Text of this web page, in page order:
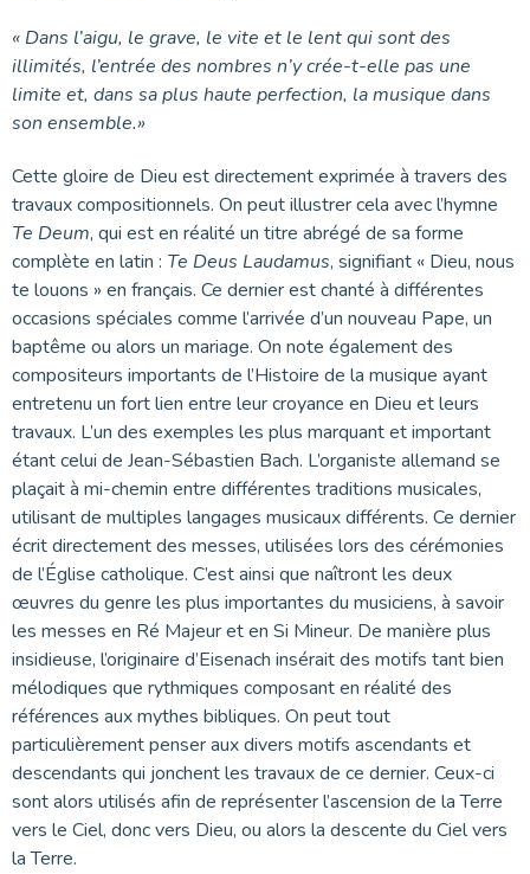
« Dans l’aigu, le grave, le vite et le lent qui sont des
illimités, l’entrée des nombres n’y crée-t-elle pas une
limite et, dans sa plus haute perfection, la musique dans
son ensemble.»
Cette gloire de Dieu est directement exprimée à travers des
travaux compositionnels. On peut illustrer cela avec l’hymne
Te Deum, qui est en réalité un titre abrégé de sa forme
complète en latin : Te Deus Laudamus, signifiant « Dieu, nous
te louons » en français. Ce dernier est chanté à différentes
occasions spéciales comme l’arrivée d’un nouveau Pape, un
baptême ou alors un mariage. On note également des
compositeurs importants de l’Histoire de la musique ayant
entretenu un fort lien entre leur croyance en Dieu et leurs
travaux. L’un des exemples les plus marquant et important
étant celui de Jean-Sébastien Bach. L’organiste allemand se
plaçait à mi-chemin entre différentes traditions musicales,
utilisant de multiples langages musicaux différents. Ce dernier
écrit directement des messes, utilisées lors des cérémonies
de l’Église catholique. C’est ainsi que naîtront les deux
œuvres du genre les plus importantes du musiciens, à savoir
les messes en Ré Majeur et en Si Mineur. De manière plus
insidieuse, l’originaire d’Eisenach insérait des motifs tant bien
mélodiques que rythmiques composant en réalité des
références aux mythes bibliques. On peut tout
particulièrement penser aux divers motifs ascendants et
descendants qui jonchent les travaux de ce dernier. Ceux-ci
sont alors utilisés afin de représenter l’ascension de la Terre
vers le Ciel, donc vers Dieu, ou alors la descente du Ciel vers
la Terre.